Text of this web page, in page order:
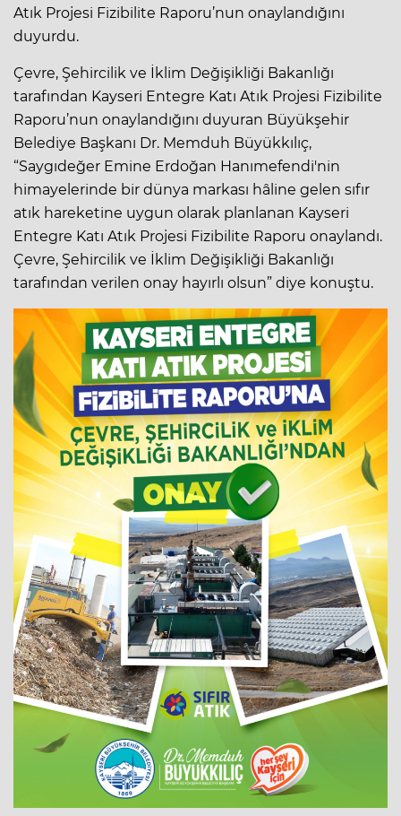
Atık Projesi Fizibilite Raporu’nun onaylandığını
duyurdu.
Çevre, Şehircilik ve İklim Değişikliği Bakanlığı
tarafından Kayseri Entegre Katı Atık Projesi Fizibilite
Raporu’nun onaylandığını duyuran Büyükşehir
Belediye Başkanı Dr. Memduh Büyükkılıç,
“Saygıdeğer Emine Erdoğan Hanımefendi'nin
himayelerinde bir dünya markası hâline gelen sıfır
atık hareketine uygun olarak planlanan Kayseri
Entegre Katı Atık Projesi Fizibilite Raporu onaylandı.
Çevre, Şehircilik ve İklim Değişikliği Bakanlığı
tarafından verilen onay hayırlı olsun” diye konuştu.